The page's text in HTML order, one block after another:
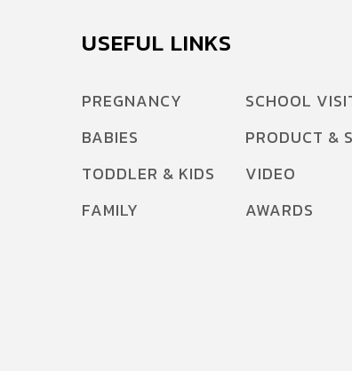
USEFUL LINKS
PREGNANCY
BABIES
TODDLER & KIDS
FAMILY
SCHOOL
PRODUCT &
VIDEO
AWARDS